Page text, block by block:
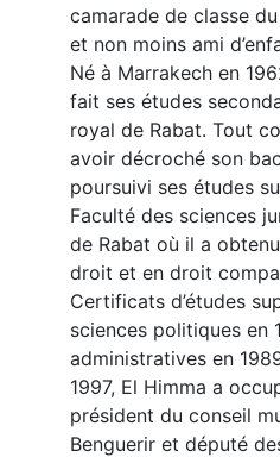
camarade de classe
et non moins ami
Né à Marrakech en
fait ses études
royal de Rabat. Tout
avoir décroché son
poursuivi ses études
Faculté des sciences
de Rabat où il a
droit et en droit
Certificats d’études
sciences politiques en
administratives en
1997, El Himma a
président du conseil
Benguerir et député